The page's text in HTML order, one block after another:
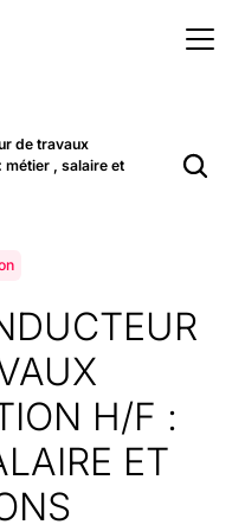
de travaux
métier , salaire et
H/F :
ET